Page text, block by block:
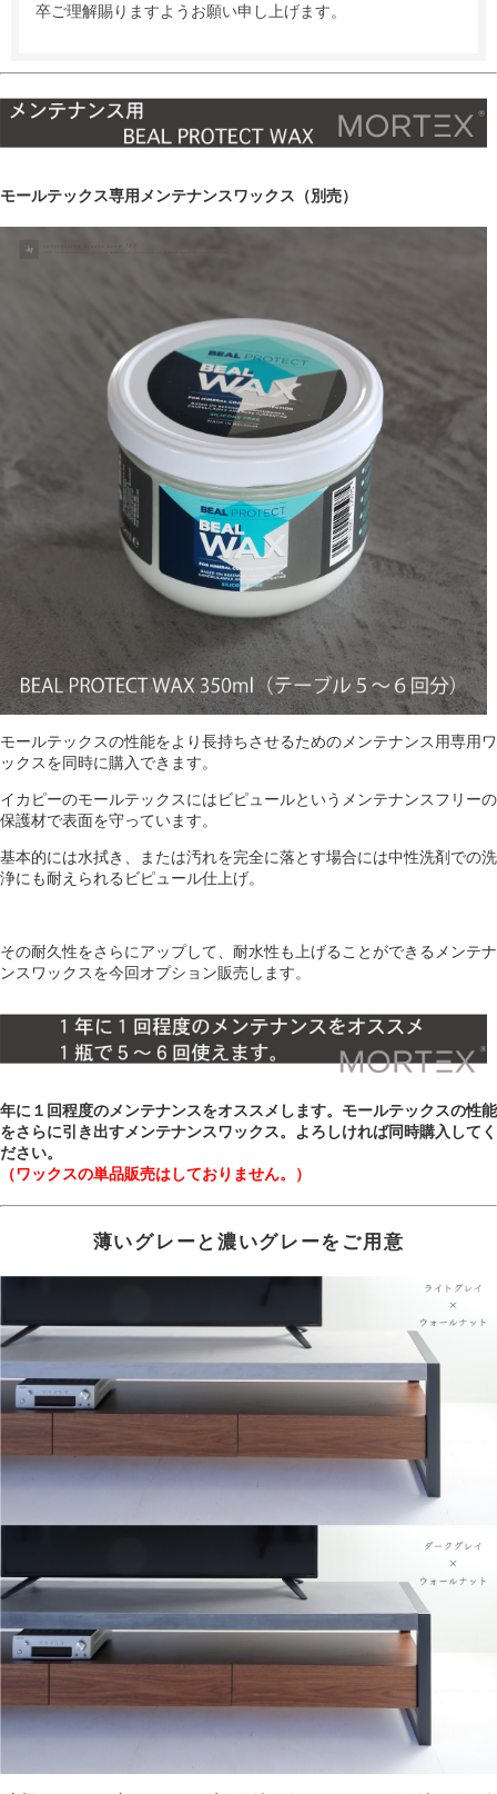
卒ご理解賜りますようお願い申し上げます。
モールテックス専用メンテナンスワックス（別売）
モールテックスの性能をより長持ちさせるためのメンテナンス用専用ワ
ックスを同時に購入できます。
イカピーのモールテックスにはビピュールというメンテナンスフリーの
保護材で表面を守っています。
基本的には水拭き、または汚れを完全に落とす場合には中性洗剤での洗
浄にも耐えられるビピュール仕上げ。
その耐久性をさらにアップして、耐水性も上げることができるメンテナ
ンスワックスを今回オプション販売します。
年に１回程度のメンテナンスをオススメします。モールテックスの性能
をさらに引き出すメンテナンスワックス。よろしければ同時購入してく
ださい。
（ワックスの単品販売はしておりません。）
薄いグレーと濃いグレーをご用意